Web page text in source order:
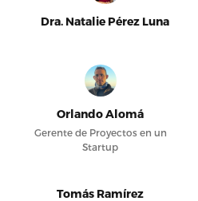
Dra. Natalie Pérez Luna
Orlando Alomá
Gerente de Proyectos en un
Startup
Tomás Ramírez